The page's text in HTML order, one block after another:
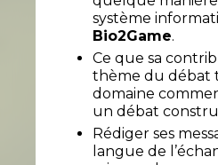
système
Bio2Game.
Ce que sa
thème du débat
domaine
un débat
Rédiger ses
langue de